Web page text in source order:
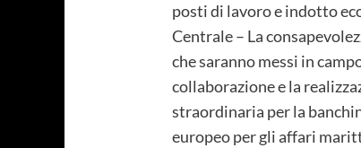
posti di lavoro e indotto
Centrale – La
che saranno messi in
collaborazione e la
straordinaria per la
europeo per gli affari